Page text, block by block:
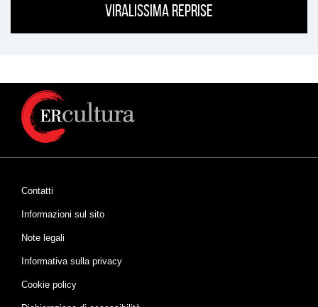
Viralissima Reprise
Contatti
Informazioni sul sito
Note legali
Informativa sulla privacy
Cookie policy